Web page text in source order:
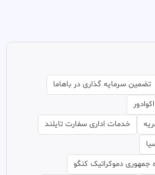
تضمین سرمایه گذاری در باهاما
خدمات اداری سفارت تایلند
جمهوری دموکراتیک کنگو